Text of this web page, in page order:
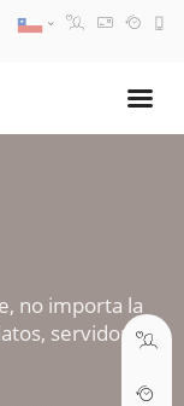
no importa la
servidores,